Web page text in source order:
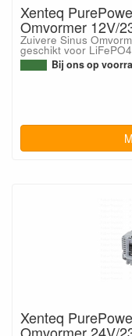
Xenteq
Omvormer 12V/
Zuivere Sinus
geschikt voor
Bij ons op
Xenteq